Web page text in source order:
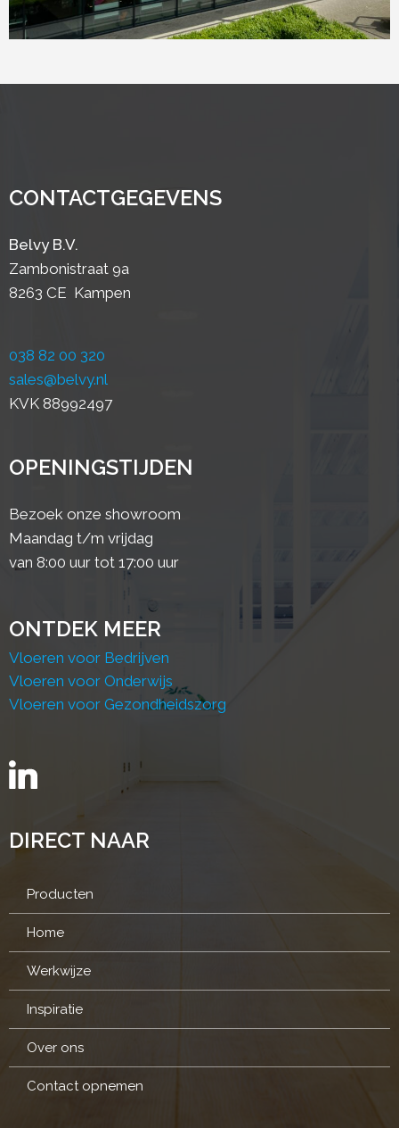
CONTACTGEGEVENS
Belvy B.V.
Zambonistraat 9a
8263 CE Kampen
038 82 00 320
sales@belvy.nl
KVK 88992497
DIRECT NAAR
Producten
Home
Werkwijze
Inspiratie
Over ons
Contact opnemen
OPENINGSTIJDEN
Bezoek onze showroom
Maandag t/m vrijdag
van 8:00 uur tot 17:00 uur
ONTDEK MEER
Vloeren voor Bedrijven
Vloeren voor Onderwijs
Vloeren voor Gezondheidszorg